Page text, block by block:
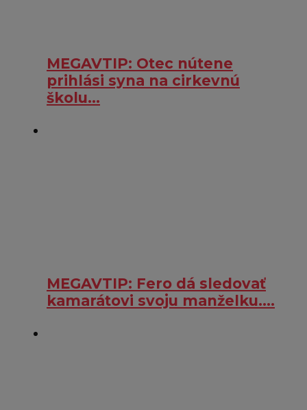
MEGAVTIP: Otec nútene
prihlási syna na cirkevnú
školu…
MEGAVTIP: Fero dá sledovať
kamarátovi svoju manželku….